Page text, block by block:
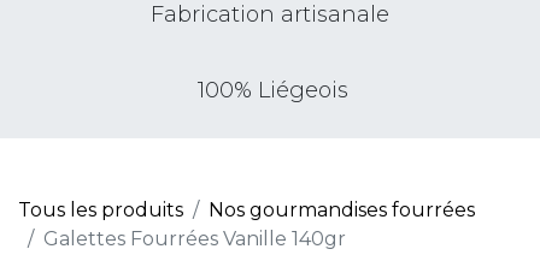
Fabrication artisanale
100% Liégeois
Tous les produits
Nos gourmandises fourrées
Galettes Fourrées Vanille 140gr